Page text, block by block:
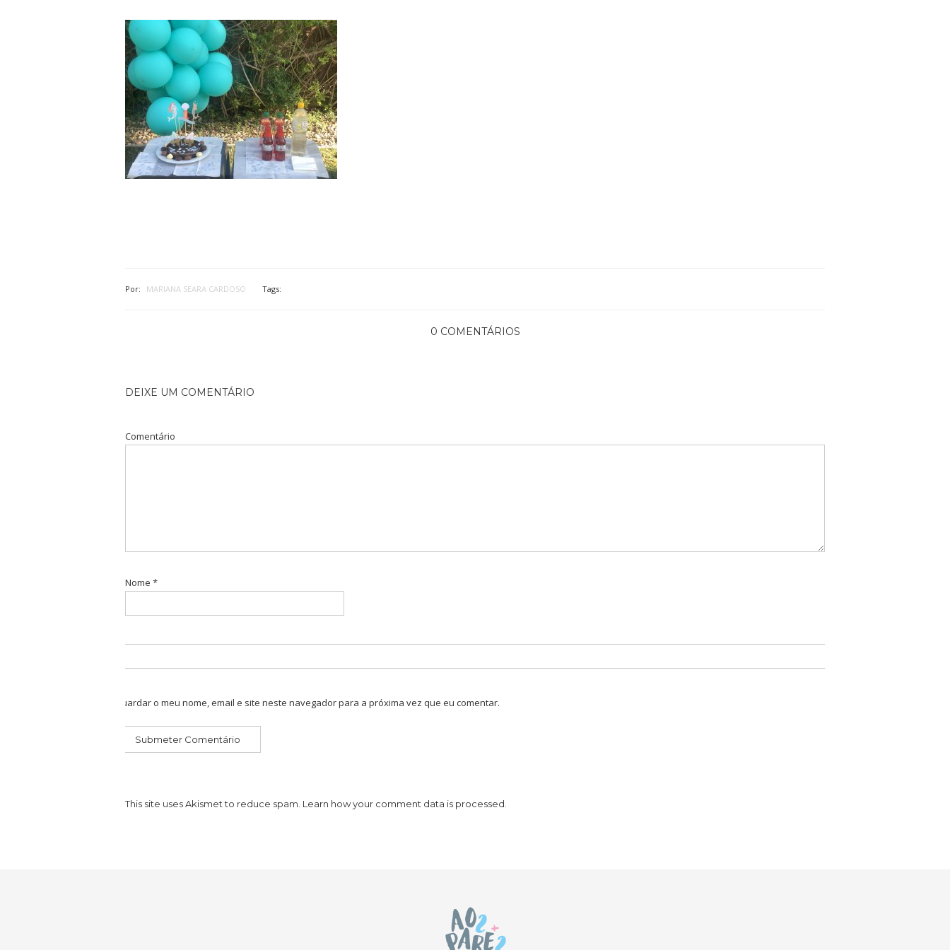
Por: MARIANA SEARA CARDOSO Tags:
0 COMENTÁRIOS
DEIXE UM COMENTÁRIO
Comentário
Nome *
Guardar o meu nome, email e site neste navegador para a próxima vez que eu comentar.
This site uses Akismet to reduce spam. Learn how your comment data is processed.